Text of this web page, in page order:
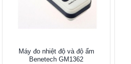
Máy đo nhiệt độ và độ ẩm
Benetech GM1362